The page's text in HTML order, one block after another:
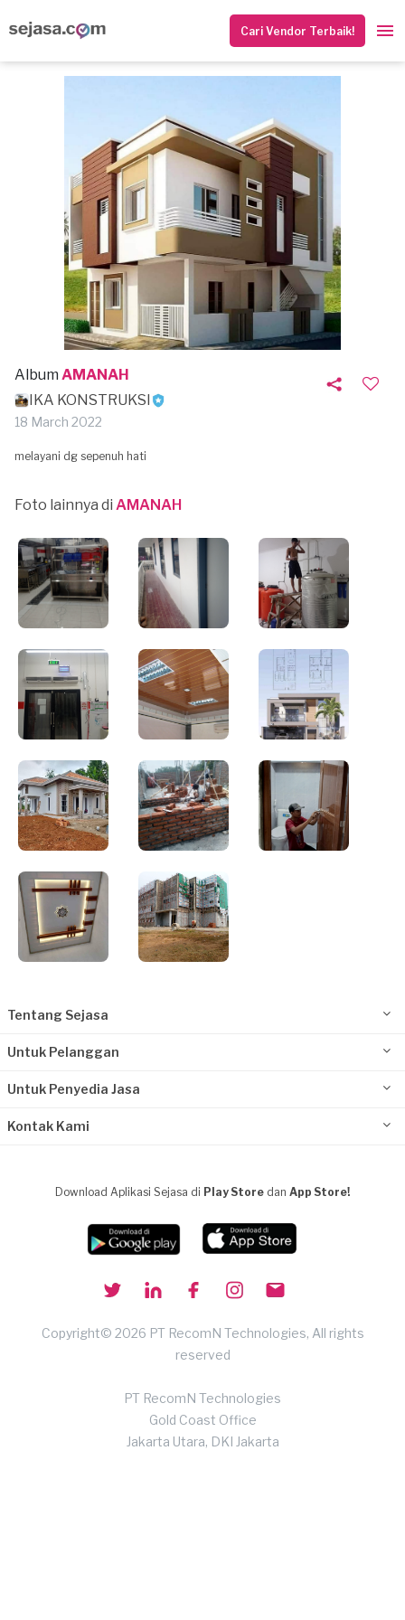
Cari Vendor Terbaik!
Album AMANAH
IKA KONSTRUKSI
18 March 2022
melayani dg sepenuh hati
Foto lainnya di AMANAH
Tentang Sejasa
Untuk Pelanggan
Untuk Penyedia Jasa
Kontak Kami
Download Aplikasi Sejasa di Play Store dan App Store!
Copyright© 2026 PT RecomN Technologies, All rights
reserved
PT RecomN Technologies
Gold Coast Office
Jakarta Utara, DKI Jakarta